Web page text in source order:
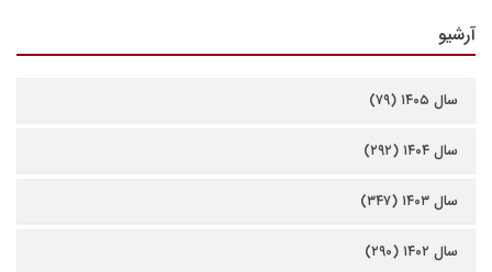
آرشیو
سال ۱۴۰۵ (۷۹)
سال ۱۴۰۴ (۲۹۲)
سال ۱۴۰۳ (۳۴۷)
سال ۱۴۰۲ (۲۹۰)